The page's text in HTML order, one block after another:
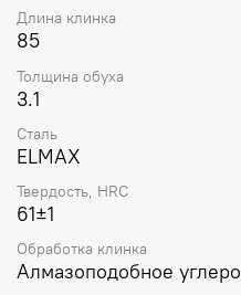
Длина клинка
85
Толщина обуха
3.1
Сталь
ELMAX
Твердость, HRC
61±1
Обработка клинка
Алмазоподобное